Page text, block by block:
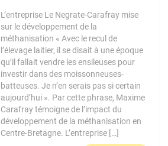
L’entreprise Le Negrate-Carafray mise
sur le développement de la
méthanisation « Avec le recul de
l’élevage laitier, il se disait à une époque
qu’il fallait vendre les ensileuses pour
investir dans des moissonneuses-
batteuses. Je n’en serais pas si certain
aujourd’hui ». Par cette phrase, Maxime
Carafray témoigne de l’impact du
développement de la méthanisation en
Centre-Bretagne. L’entreprise […]